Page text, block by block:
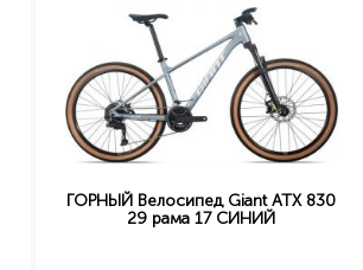
ГОРНЫЙ Велосипед Giant ATX 830
29 рама 17 СИНИЙ